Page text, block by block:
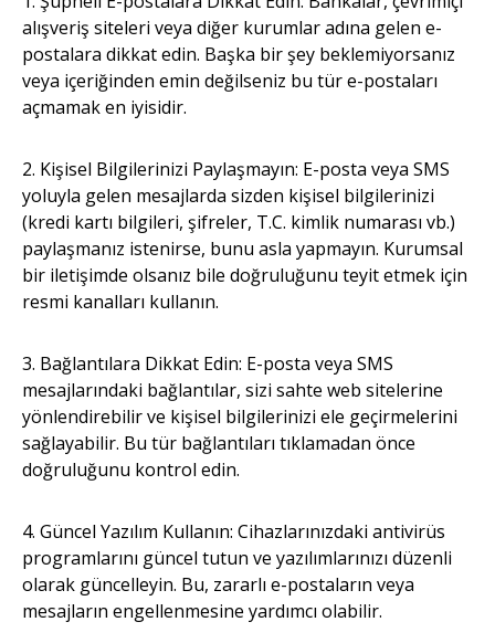
alışveriş siteleri veya diğer kurumlar adına gelen e-
postalara dikkat edin. Başka bir şey beklemiyorsanız
veya içeriğinden emin değilseniz bu tür e-postaları
açmamak en iyisidir.
2. Kişisel Bilgilerinizi Paylaşmayın: E-posta veya SMS
yoluyla gelen mesajlarda sizden kişisel bilgilerinizi
(kredi kartı bilgileri, şifreler, T.C. kimlik numarası vb.)
paylaşmanız istenirse, bunu asla yapmayın. Kurumsal
bir iletişimde olsanız bile doğruluğunu teyit etmek için
resmi kanalları kullanın.
3. Bağlantılara Dikkat Edin: E-posta veya SMS
mesajlarındaki bağlantılar, sizi sahte web sitelerine
yönlendirebilir ve kişisel bilgilerinizi ele geçirmelerini
sağlayabilir. Bu tür bağlantıları tıklamadan önce
doğruluğunu kontrol edin.
4. Güncel Yazılım Kullanın: Cihazlarınızdaki antivirüs
programlarını güncel tutun ve yazılımlarınızı düzenli
olarak güncelleyin. Bu, zararlı e-postaların veya
mesajların engellenmesine yardımcı olabilir.